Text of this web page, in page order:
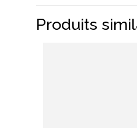
Produits